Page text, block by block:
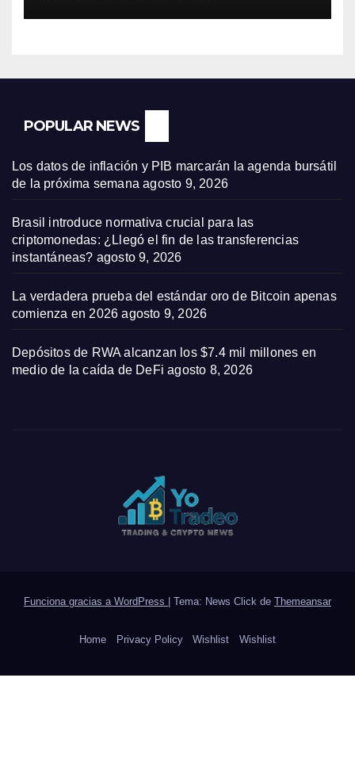
POPULAR NEWS
Los datos de inflación y PIB marcarán la agenda bursátil
de la próxima semana agosto 9, 2026
Brasil introduce normativa crucial para las
criptomonedas: ¿Llegó el fin de las transferencias
instantáneas? agosto 9, 2026
La verdadera prueba del estándar oro de Bitcoin apenas
comienza en 2026 agosto 9, 2026
Depósitos de RWA alcanzan los $7.4 mil millones en
medio de la caída de DeFi agosto 8, 2026
Funciona gracias a WordPress Tema: News Click de Themeansar
Home Privacy Policy Wishlist Wishlist